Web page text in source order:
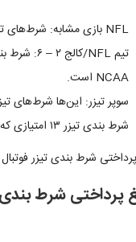
NFL بازی مشابه: شرط‌های تیزر ۶، ۶٫۵ و ۷ امتیازی زمانی که همه انتخاب‌های شرط در یک مسابقه NFL مشابه هستند.
NCAA است.
شرط بندی تیزر ۱۳ امتیازی که شامل انتخاب های چهار تیم فوتبال NFL و/یا NCAA می­باشند.
پرداختی شرط بندی تیزر
پرداختی شرط